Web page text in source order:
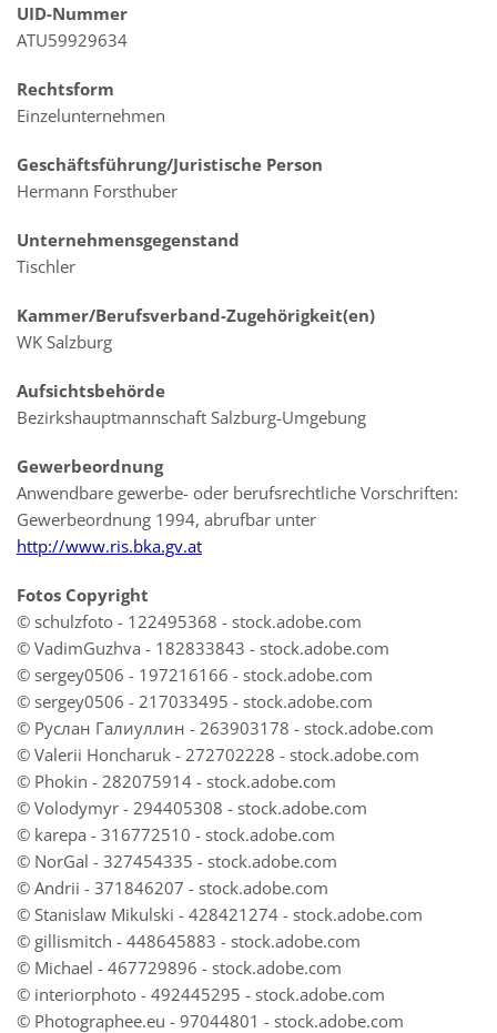
UID-Nummer
ATU59929634
Rechtsform
Einzelunternehmen
Geschäftsführung/Juristische Person
Hermann Forsthuber
Unternehmensgegenstand
Tischler
Kammer/Berufsverband-Zugehörigkeit(en)
WK Salzburg
Aufsichtsbehörde
Bezirkshauptmannschaft Salzburg-Umgebung
Gewerbeordnung
Anwendbare gewerbe- oder berufsrechtliche Vorschriften:
Gewerbeordnung 1994, abrufbar unter
http://www.ris.bka.gv.at
Fotos Copyright
© schulzfoto - 122495368 - stock.adobe.com
© VadimGuzhva - 182833843 - stock.adobe.com
© sergey0506 - 197216166 - stock.adobe.com
© sergey0506 - 217033495 - stock.adobe.com
© Руслан Галиуллин - 263903178 - stock.adobe.com
© Valerii Honcharuk - 272702228 - stock.adobe.com
© Phokin - 282075914 - stock.adobe.com
© Volodymyr - 294405308 - stock.adobe.com
© karepa - 316772510 - stock.adobe.com
© NorGal - 327454335 - stock.adobe.com
© Andrii - 371846207 - stock.adobe.com
© Stanislaw Mikulski - 428421274 - stock.adobe.com
© gillismitch - 448645883 - stock.adobe.com
© Michael - 467729896 - stock.adobe.com
© interiorphoto - 492445295 - stock.adobe.com
© Photographee.eu - 97044801 - stock.adobe.com